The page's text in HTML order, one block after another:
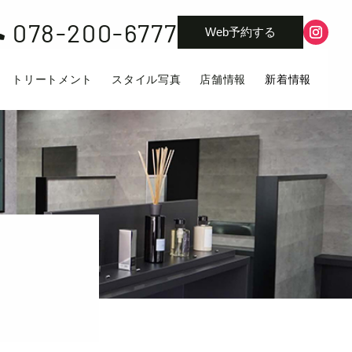
078-200-6777 Web予約する
トリートメント スタイル写真 店舗情報 新着情報